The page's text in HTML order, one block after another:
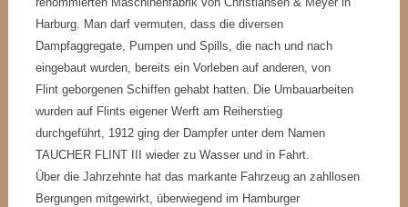
Harburg. Man darf vermuten, dass die diversen
Dampfaggregate, Pumpen und Spills, die nach und nach
eingebaut wurden, bereits ein Vorleben auf anderen, von
Flint geborgenen Schiffen gehabt hatten. Die Umbauarbeiten
wurden auf Flints eigener Werft am Reiherstieg
durchgeführt, 1912 ging der Dampfer unter dem Namen
TAUCHER FLINT III wieder zu Wasser und in Fahrt.
Über die Jahrzehnte hat das markante Fahrzeug an zahllosen
Bergungen mitgewirkt, überwiegend im Hamburger